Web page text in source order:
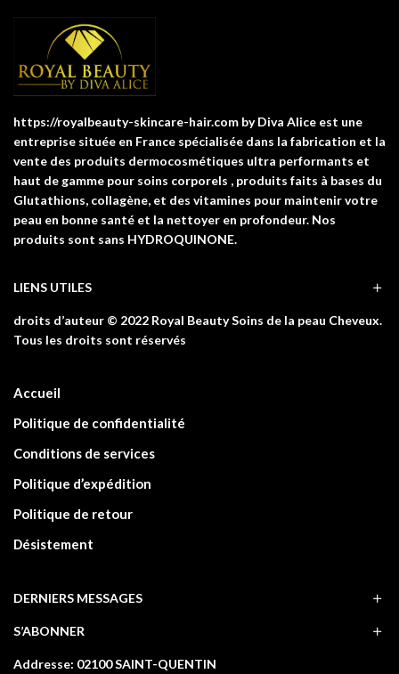
https://royalbeauty-skincare-hair.com by Diva Alice est une
entreprise située en France spécialisée dans la fabrication et la
vente des produits dermocosmétiques ultra performants et
haut de gamme pour soins corporels , produits faits à bases du
Glutathions, collagène, et des vitamines pour maintenir votre
peau en bonne santé et la nettoyer en profondeur. Nos
produits sont sans HYDROQUINONE.
LIENS UTILES
droits d’auteur © 2022 Royal Beauty Soins de la peau Cheveux.
Tous les droits sont réservés
Accueil
Politique de confidentialité
Conditions de services
Politique d’expédition
Politique de retour
Désistement
DERNIERS MESSAGES
S’ABONNER
Addresse: 02100 SAINT-QUENTIN